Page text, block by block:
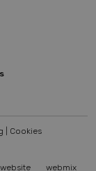
website webmix
Cookies